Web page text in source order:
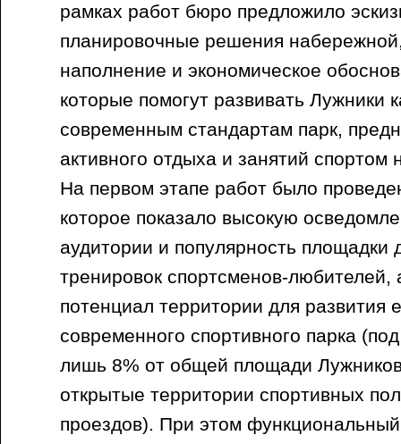
рамках работ бюро предложило
планировочные решения
наполнение и экономическое
которые помогут развивать Лужники
современным стандартам парк,
активного отдыха и занятий спортом
На первом этапе работ было
которое показало высокую
аудитории и популярность площадки
тренировок спортсменов-
потенциал территории для развития
современного спортивного парка
лишь 8% от общей площади
открытые территории спортивных
проездов). При этом